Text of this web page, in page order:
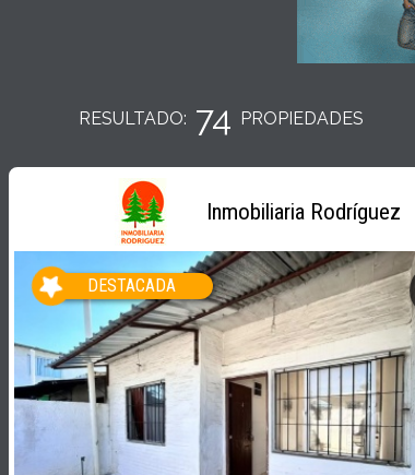
RESULTADO: 74 PROPIEDADES
Inmobiliaria Rodríguez
DESTACADA